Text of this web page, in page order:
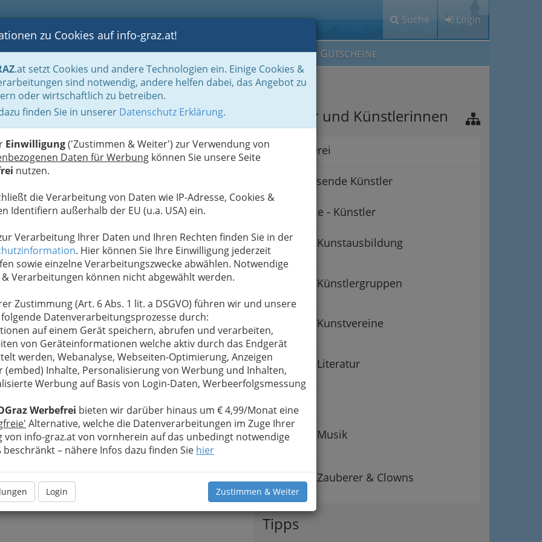
Suche Login
BLOGS FOTOS GASTRONOMIE BRANCHEN MEIN IG GUTSCHEINE
zu Cookies auf info-graz.at!
.at setzt Cookies und andere Technologien ein. Einige Cookies &
sind notwendig, andere helfen dabei, das Angebot zu
oder wirtschaftlich zu betreiben.
finden Sie in unserer Datenschutz Erklärung.
Einwilligung('Zustimmen & Weiter') zur Verwendung von
Daten für Werbung können Sie unsere Seite
nutzen.
die Verarbeitung von Daten wie IP-Adresse, Cookies &
Identifiern außerhalb der EU (u.a. USA) ein.
Verarbeitung Ihrer Daten und Ihren Rechten finden Sie in der
. Hier können Sie Ihre Einwilligung jederzeit
sowie einzelne Verarbeitungszwecke abwählen. Notwendige
& Verarbeitungen können nicht abgewählt werden.
Zustimmung (Art. 6 Abs. 1 lit. a DSGVO) führen wir und unsere
Datenverarbeitungsprozesse durch:
auf einem Gerät speichern, abrufen und verarbeiten,
von Geräteinformationen welche aktiv durch das Endgerät
werden, Webanalyse, Webseiten-Optimierung, Anzeigen
(embed) Inhalte, Personalisierung von Werbung und Inhalten,
Werbung auf Basis von Login-Daten, Werbeerfolgsmessung
Werbefrei bieten wir darüber hinaus um € 4,99/Monat eine
Alternative, welche die Datenverarbeitungen im Zuge Ihrer
von info-graz.at von vornherein auf das unbedingt notwendige
beschränkt – nähere Infos dazu finden Sie hier
Login Zustimmen & Weiter
- Studieren in Österreich
Künstler und Künstlerinnen
Bildhauerei
Durchreisende Künstler
Fotografie - Künstler
Kunstausbildung
Künstlergruppen
Kunstvereine
Literatur
Malerei
Musik
Zauberer & Clowns
Tipps